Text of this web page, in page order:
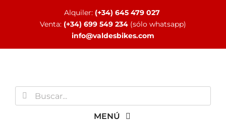
Alquiler: (+34) 645 479 027
Venta: (+34) 699 549 234 (sólo whatsapp)
info@valdesbikes.com
Buscar:
MENÚ